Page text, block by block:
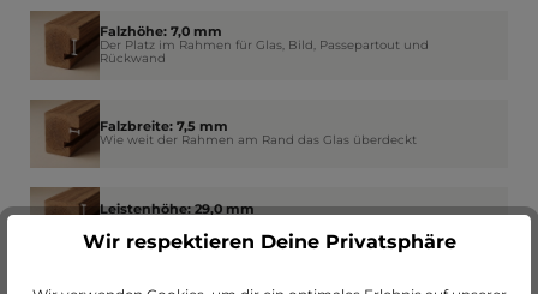
Falzhöhe: 7,0 mm
Der Platz im Rahmen für Glas, Bild, Passepartout und
Rückwand
Falzbreite: 7,5 mm
Wie weit der Rahmen am Rand das Glas überdeckt
Leistenhöhe: 29,0 mm
Wand auf
Wir respektieren Deine Privatsphäre